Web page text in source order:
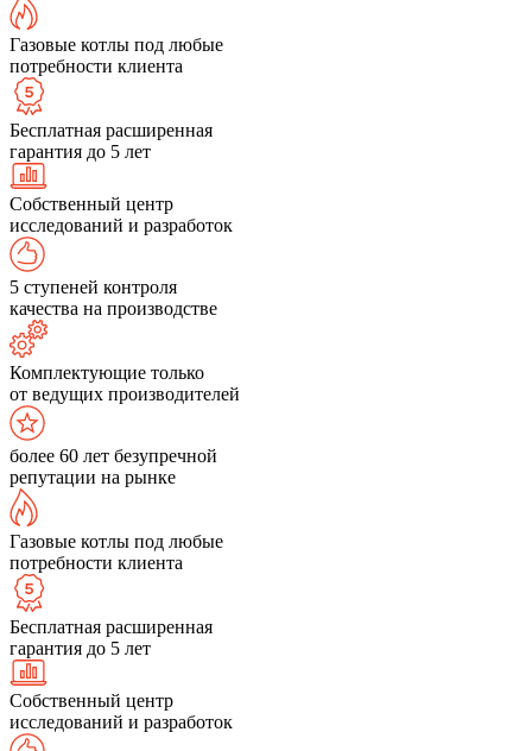
Газовые котлы под любые
потребности клиента
Бесплатная расширенная
гарантия до 5 лет
Собственный центр
исследований и разработок
5 ступеней контроля
качества на производстве
Комплектующие только
от ведущих производителей
более 60 лет безупречной
репутации на рынке
Газовые котлы под любые
потребности клиента
Бесплатная расширенная
гарантия до 5 лет
Собственный центр
исследований и разработок